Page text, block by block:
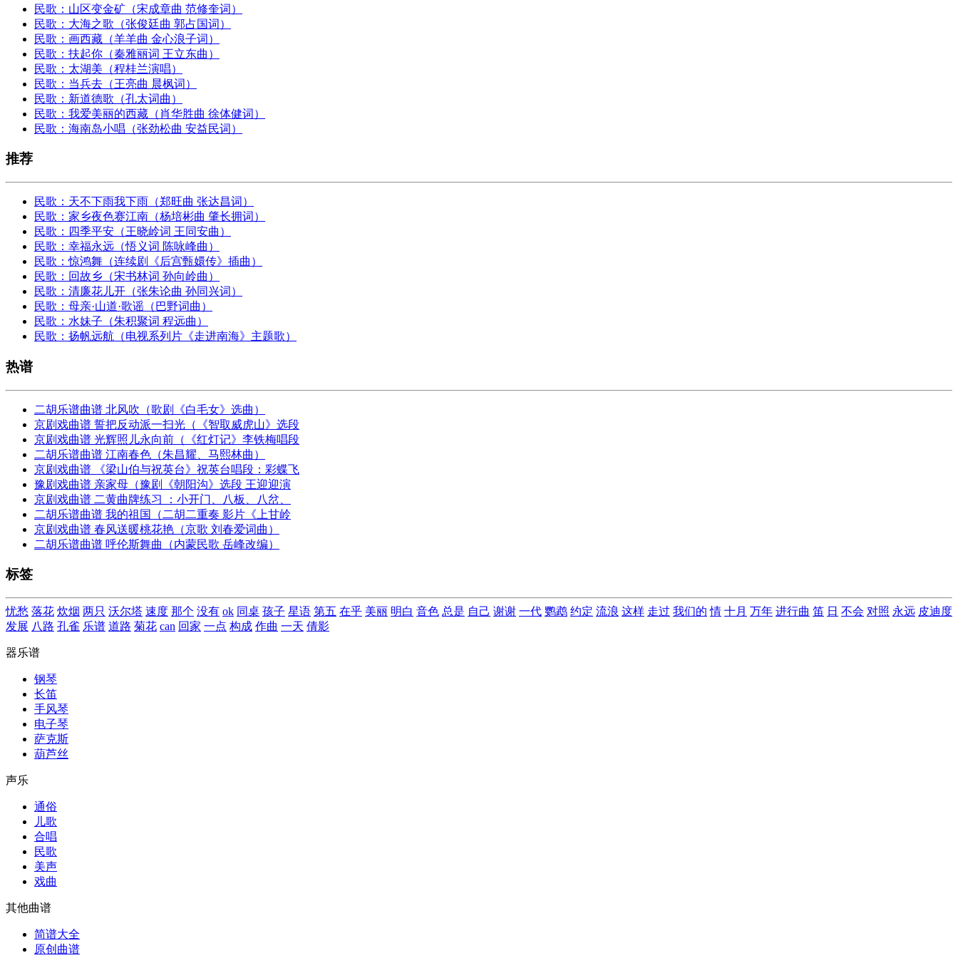
民歌：山区变金矿（宋成章曲 范修奎词）
民歌：大海之歌（张俊廷曲 郭占国词）
民歌：画西藏（羊羊曲 金心浪子词）
民歌：扶起你（秦雅丽词 王立东曲）
民歌：太湖美（程桂兰演唱）
民歌：当兵去（王亮曲 晨枫词）
民歌：新道德歌（孔太词曲）
民歌：我爱美丽的西藏（肖华胜曲 徐体健词）
民歌：海南岛小唱（张劲松曲 安益民词）
推荐
民歌：天不下雨我下雨（郑旺曲 张达昌词）
民歌：家乡夜色赛江南（杨培彬曲 肇长拥词）
民歌：四季平安（王晓岭词 王同安曲）
民歌：幸福永远（悟义词 陈咏峰曲）
民歌：惊鸿舞（连续剧《后宫甄嬛传》插曲）
民歌：回故乡（宋书林词 孙向岭曲）
民歌：清廉花儿开（张朱论曲 孙同兴词）
民歌：母亲·山道·歌谣（巴野词曲）
民歌：水妹子（朱积聚词 程远曲）
民歌：扬帆远航（电视系列片《走进南海》主题歌）
热谱
二胡乐谱曲谱 北风吹（歌剧《白毛女》选曲）
京剧戏曲谱 誓把反动派一扫光（《智取威虎山》选段
京剧戏曲谱 光辉照儿永向前（《红灯记》李铁梅唱段
二胡乐谱曲谱 江南春色（朱昌耀、马熙林曲）
京剧戏曲谱 《梁山伯与祝英台》祝英台唱段：彩蝶飞
豫剧戏曲谱 亲家母（豫剧《朝阳沟》选段 王迎迎演
京剧戏曲谱 二黄曲牌练习 ：小开门、八板、八岔、
二胡乐谱曲谱 我的祖国（二胡二重奏 影片《上甘岭
京剧戏曲谱 春风送暖桃花艳（京歌 刘春爱词曲）
二胡乐谱曲谱 呼伦斯舞曲（内蒙民歌 岳峰改编）
标签
忧愁 落花 炊烟 两只 沃尔塔 速度 那个 没有 ok 同桌 孩子 星语 第五 在乎 美丽 明白 音色 总是 自己 谢谢 一代 鹦鹉 约定 流浪 这样 走过 我们的 情 十月 万年 进行曲 笛 日 不会 对照 永远 皮迪度
发展 八路 孔雀 乐谱 道路 菊花 can 回家 一点 构成 作曲 一天 倩影
器乐谱
钢琴
长笛
手风琴
电子琴
萨克斯
葫芦丝
声乐
通俗
儿歌
合唱
民歌
美声
戏曲
其他曲谱
简谱大全
原创曲谱